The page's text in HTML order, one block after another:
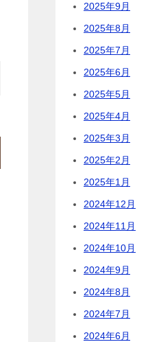
2025年9月
2025年8月
2025年7月
2025年6月
2025年5月
2025年4月
2025年3月
2025年2月
2025年1月
2024年12月
2024年11月
2024年10月
2024年9月
2024年8月
2024年7月
2024年6月